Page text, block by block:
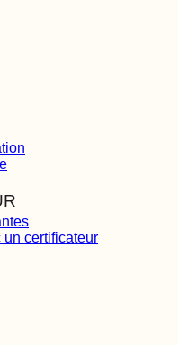
un certificateur